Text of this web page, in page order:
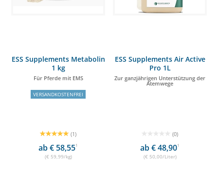
ESS Supplements Metabolin
1 kg
Für Pferde mit EMS
VERSANDKOSTENFREI
(1)
ab € 58,551
(€ 59,99/kg)
ESS Supplements Air Active
Pro 1L
Zur ganzjährigen Unterstützung der
Atemwege
(0)
ab € 48,901
(€ 50,00/Liter)